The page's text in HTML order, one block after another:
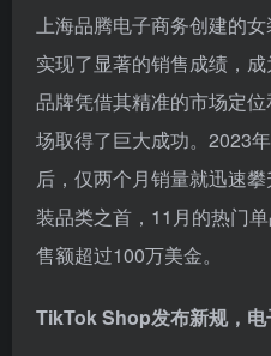
上海品腾电子商务创建的
实现了显著的销售成绩，
品牌凭借其精准的市场定
场取得了巨大成功。2023
后，仅两个月销量就迅速
装品类之首，11月的热门
售额超过100万美金。
TikTok Shop发布新规，